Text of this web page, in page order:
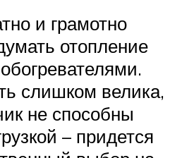
и грамотно
отопление
слишком велика,
не способны
– придется